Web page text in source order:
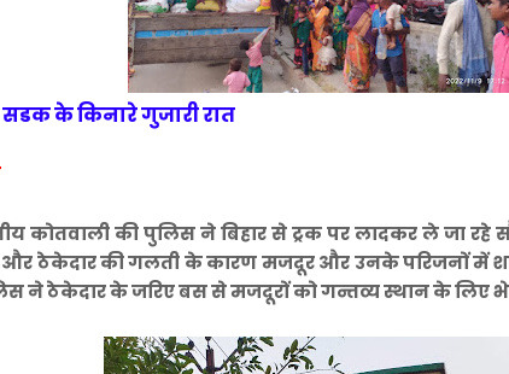
के किनारे गुजारी रात
कोतवाली की पुलिस ने बिहार से ट्रक पर लादकर ले जा
और ठेकेदार की गलती के कारण मजदूर और उनके परिजनों में
ने ठेकेदार के जरिए बस से मजदूरों को गन्तव्य स्थान के लिए